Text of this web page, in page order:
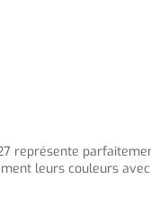
représente
leurs couleurs